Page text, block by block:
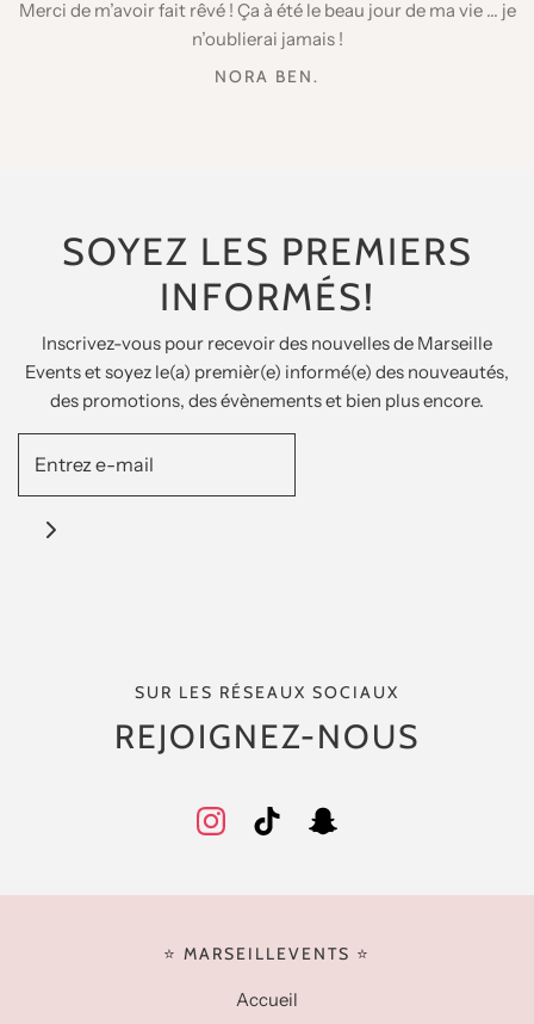
tops dans leur domaine ! »
DAVID BENHAMOU
n’oublierai jamais !
NORA BEN.
ELIE COHEN
SOYEZ LES PREMIERS
INFORMÉS!
Inscrivez-vous pour recevoir des nouvelles de Marseille
Events et soyez le(a) premièr(e) informé(e) des nouveautés,
des promotions, des évènements et bien plus encore.
SUR LES RÉSEAUX SOCIAUX
REJOIGNEZ-NOUS
⭐️ MARSEILLEVENTS ⭐️
Accueil